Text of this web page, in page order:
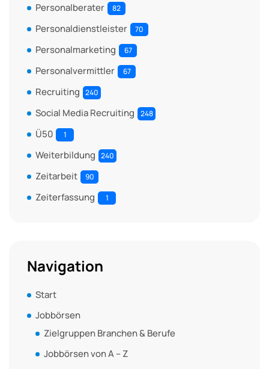
Personalberater 82
Personaldienstleister 70
Personalmarketing 67
Personalvermittler 67
Recruiting 240
Social Media Recruiting 248
Ü50 1
Weiterbildung 240
Zeitarbeit 90
Zeiterfassung 1
Navigation
Start
Jobbörsen
Zielgruppen Branchen & Berufe
Jobbörsen von A – Z